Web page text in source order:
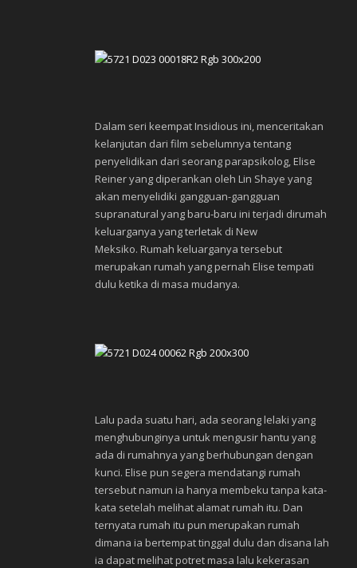
Dalam seri keempat Insidious ini, menceritakan
kelanjutan dari film sebelumnya tentang
penyelidikan dari seorang parapsikolog, Elise
Reiner yang diperankan oleh Lin Shaye yang
akan menyelidiki gangguan-gangguan
supranatural yang baru-baru ini terjadi dirumah
keluarganya yang terletak di New
Meksiko. Rumah keluarganya tersebut
merupakan rumah yang pernah Elise tempati
dulu ketika di masa mudanya.
Lalu pada suatu hari, ada seorang lelaki yang
menghubunginya untuk mengusir hantu yang
ada di rumahnya yang berhubungan dengan
kunci. Elise pun segera mendatangi rumah
tersebut namun ia hanya membeku tanpa kata-
kata setelah melihat alamat rumah itu. Dan
ternyata rumah itu pun merupakan rumah
dimana ia bertempat tinggal dulu dan disana lah
ia dapat melihat potret masa lalu kekerasan